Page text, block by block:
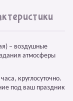
– воздушные
атмосферы
круглосуточно.
под ваш праздник